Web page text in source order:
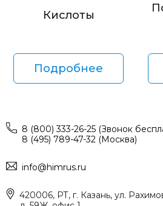
Кислоты
Подробнее
8 (800) 333-26-25 (Звонок
8 (495) 789-47-32 (Москва)
info@himrus.ru
420006, РТ, г. Казань, ул.